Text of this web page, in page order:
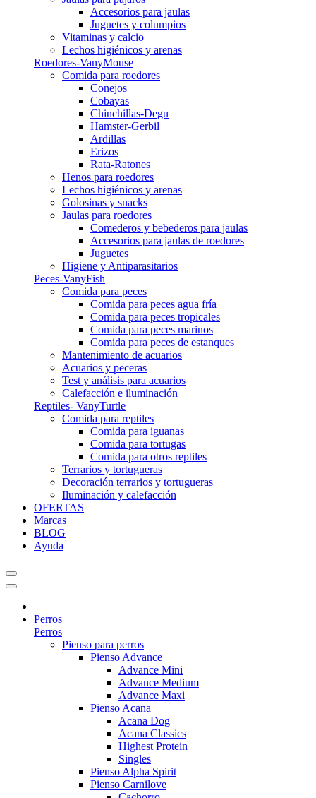
Accesorios para jaulas
Juguetes y columpios
Vitaminas y calcio
Lechos higiénicos y arenas
Roedores-VanyMouse
Comida para roedores
Conejos
Cobayas
Chinchillas-Degu
Hamster-Gerbil
Ardillas
Erizos
Rata-Ratones
Henos para roedores
Lechos higiénicos y arenas
Golosinas y snacks
Jaulas para roedores
Comederos y bebederos para jaulas
Accesorios para jaulas de roedores
Juguetes
Higiene y Antiparasitarios
Peces-VanyFish
Comida para peces
Comida para peces agua fría
Comida para peces tropicales
Comida para peces marinos
Comida para peces de estanques
Mantenimiento de acuarios
Acuarios y peceras
Test y análisis para acuarios
Calefacción e iluminación
Reptiles- VanyTurtle
Comida para reptiles
Comida para iguanas
Comida para tortugas
Comida para otros reptiles
Terrarios y tortugueras
Decoración terrarios y tortugueras
Iluminación y calefacción
OFERTAS
Marcas
BLOG
Ayuda
Perros
Perros
Pienso para perros
Pienso Advance
Advance Mini
Advance Medium
Advance Maxi
Pienso Acana
Acana Dog
Acana Classics
Highest Protein
Singles
Pienso Alpha Spirit
Pienso Carnilove